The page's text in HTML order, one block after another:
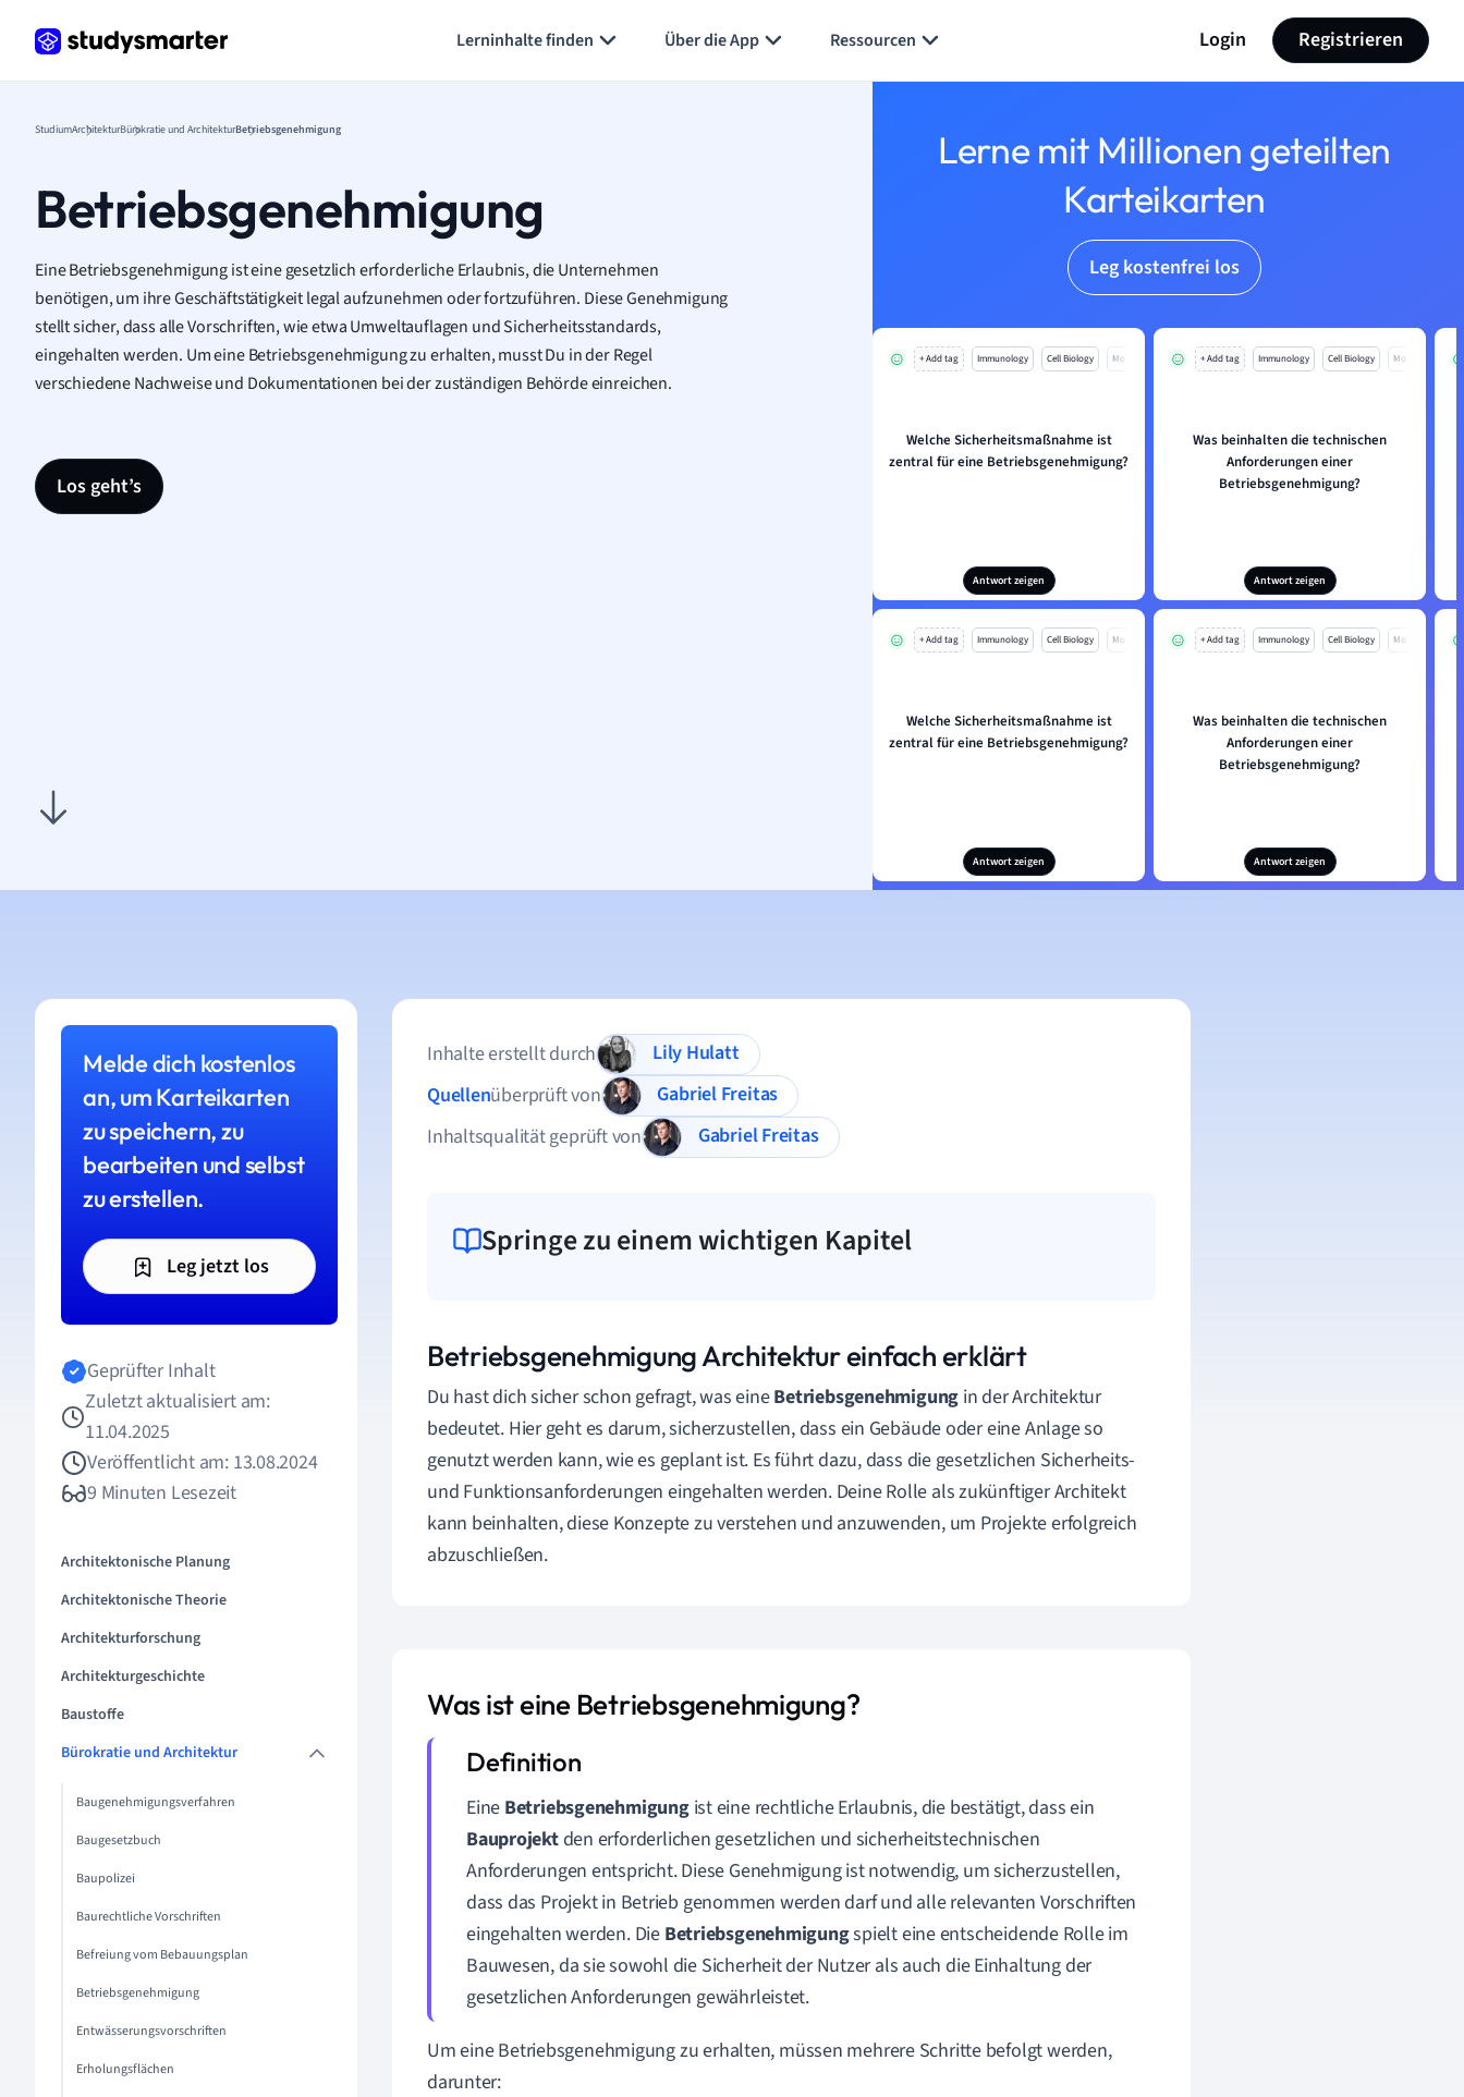
Lerninhalte finden Über die App Ressourcen Login Registrieren
StudiumArchitekturBürokratie und ArchitekturBetriebsgenehmigung
Betriebsgenehmigung
Eine Betriebsgenehmigung ist eine gesetzlich erforderliche Erlaubnis, die Unternehmen
benötigen, um ihre Geschäftstätigkeit legal aufzunehmen oder fortzuführen. Diese Genehmigung
stellt sicher, dass alle Vorschriften, wie etwa Umweltauflagen und Sicherheitsstandards,
eingehalten werden. Um eine Betriebsgenehmigung zu erhalten, musst Du in der Regel
verschiedene Nachweise und Dokumentationen bei der zuständigen Behörde einreichen.
Los geht’s
Lerne mit Millionen geteilten
Karteikarten
Leg kostenfrei los
+ Add tag Immunology Cell Biology Mo
Welche Sicherheitsmaßnahme ist
zentral für eine Betriebsgenehmigung?
Antwort zeigen
+ Add tag Immunology Cell Biology Mo
Was beinhalten die technischen
Anforderungen einer
Betriebsgenehmigung?
Antwort zeigen
+ Add tag Immunology Cell Biology Mo
Welche Sicherheitsmaßnahme ist
zentral für eine Betriebsgenehmigung?
Antwort zeigen
+ Add tag Immunology Cell Biology Mo
Was beinhalten die technischen
Anforderungen einer
Betriebsgenehmigung?
Antwort zeigen
Melde dich kostenlos
an, um Karteikarten
zu speichern, zu
bearbeiten und selbst
zu erstellen.
Leg jetzt los
Geprüfter Inhalt
Zuletzt aktualisiert am:
11.04.2025
Veröffentlicht am: 13.08.2024
9 Minuten Lesezeit
Architektonische Planung
Architektonische Theorie
Architekturforschung
Architekturgeschichte
Baustoffe
Bürokratie und Architektur
Baugenehmigungsverfahren
Baugesetzbuch
Baupolizei
Baurechtliche Vorschriften
Befreiung vom Bebauungsplan
Betriebsgenehmigung
Entwässerungsvorschriften
Erholungsflächen
Inhalte erstellt durch
Lily Hulatt
Quellenüberprüft von
Gabriel Freitas
Inhaltsqualität geprüft von
Gabriel Freitas
Springe zu einem wichtigen Kapitel
Betriebsgenehmigung Architektur einfach erklärt
Du hast dich sicher schon gefragt, was eineBetriebsgenehmigung in der Architektur
bedeutet. Hier geht es darum, sicherzustellen, dass ein Gebäude oder eine Anlage so
genutzt werden kann, wie es geplant ist. Es führt dazu, dass die gesetzlichen Sicherheits-
und Funktionsanforderungen eingehalten werden. Deine Rolle als zukünftiger Architekt
kann beinhalten, diese Konzepte zu verstehen und anzuwenden, um Projekte erfolgreich
abzuschließen.
Was ist eine Betriebsgenehmigung?
Eine Betriebsgenehmigungist eine rechtliche Erlaubnis, die bestätigt, dass ein
Bauprojektden erforderlichen gesetzlichen und sicherheitstechnischen
Anforderungen entspricht. Diese Genehmigung ist notwendig, um sicherzustellen,
dass das Projekt in Betrieb genommen werden darf und alle relevanten Vorschriften
eingehalten werden. Die Betriebsgenehmigungspielt eine entscheidende Rolle im
Bauwesen, da sie sowohl die Sicherheit der Nutzer als auch die Einhaltung der
gesetzlichen Anforderungen gewährleistet.
Um eine Betriebsgenehmigung zu erhalten, müssen mehrere Schritte befolgt werden,
darunter: